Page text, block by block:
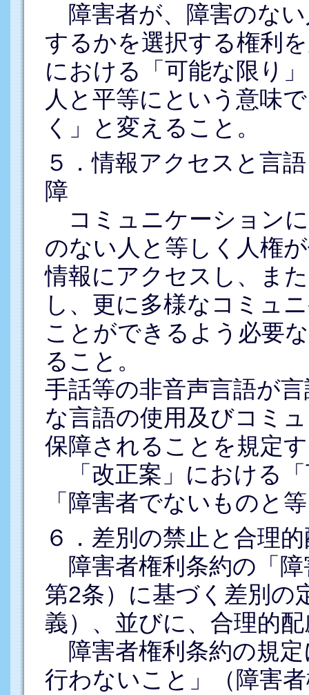
障害者が、障害のな
するかを選択する権利
における「可能な限り
人と平等にという意味
く」と変えること。
５．情報アクセスと言
障
コミュニケーション
のない人と等しく人権
情報にアクセスし、ま
し、更に多様なコミュ
ことができるよう必要
ること。
手話等の非音声言語が
な言語の使用及びコミ
保障されることを規定
「改正案」における
「障害者でないものと
６．差別の禁止と合理
障害者権利条約の「障
第2条）に基づく差別の
義）、並びに、合理的
障害者権利条約の規
行わないこと」（障害